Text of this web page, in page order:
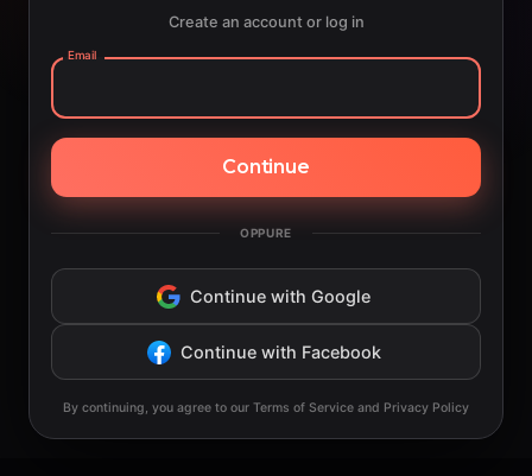
Create an account or log in
Email
Continue
OPPURE
Continue with Google
Continue with Facebook
By continuing, you agree to our Terms of Service and Privacy Policy